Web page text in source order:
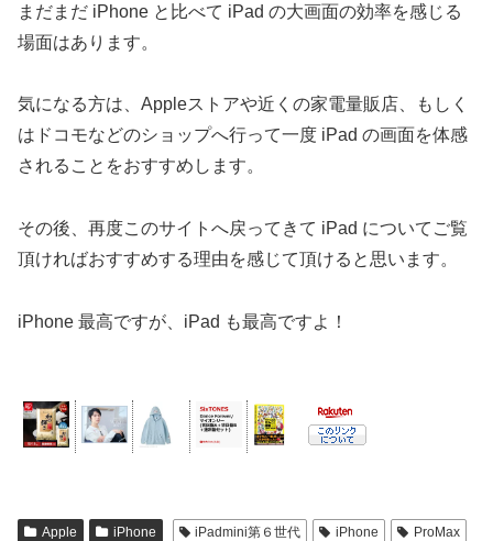
まだまだ iPhone と比べて iPad の大画面の効率を感じる
場面はあります。
気になる方は、Appleストアや近くの家電量販店、もしく
はドコモなどのショップへ行って一度 iPad の画面を体感
されることをおすすめします。
その後、再度このサイトへ戻ってきて iPad についてご覧
頂ければおすすめする理由を感じて頂けると思います。
iPhone 最高ですが、iPad も最高ですよ！
Apple iPhone iPadmini第６世代 iPhone ProMax